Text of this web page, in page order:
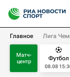
Главное Лига
Матч-
центр
Футбол
08.08